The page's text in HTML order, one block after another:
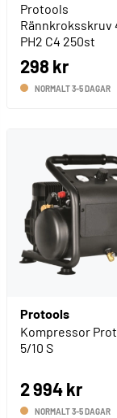
Protools
Rännkroksskruv
PH2 C4 250st
298 kr
NORMALT 3-5 DAGAR
Protools
Kompressor
5/10 S
2 994 kr
NORMALT 3-5 DAGAR